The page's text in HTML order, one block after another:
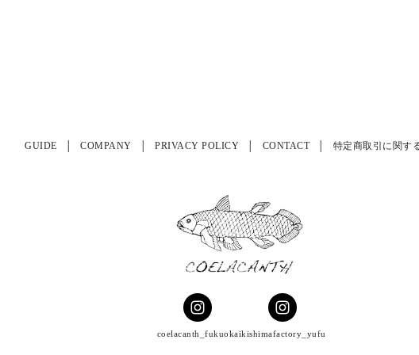
GUIDE COMPANY PRIVACY POLICY CONTACT 特定商取引に関す
coelacanth_fukuokaikishimafactory_yufu